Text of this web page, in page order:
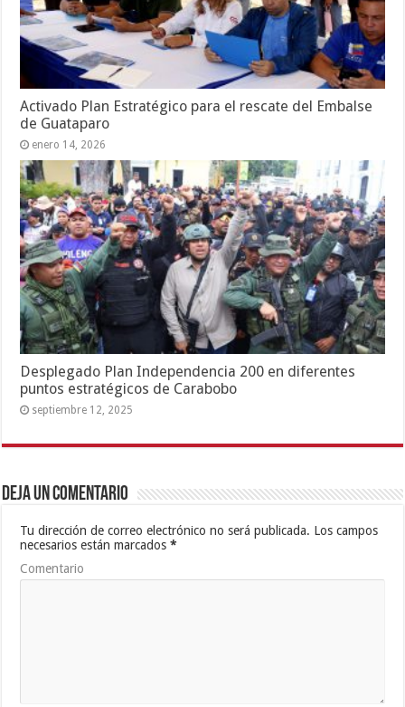
Activado Plan Estratégico para el rescate del Embalse
de Guataparo
enero 14, 2026
Desplegado Plan Independencia 200 en diferentes
puntos estratégicos de Carabobo
septiembre 12, 2025
Deja un comentario
Tu dirección de correo electrónico no será publicada. Los campos
necesarios están marcados*
Comentario